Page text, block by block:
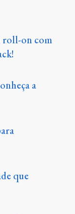
roll-on com
a
que